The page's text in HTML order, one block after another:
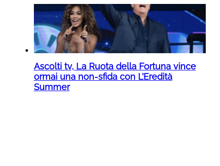
Ascolti tv, La Ruota della Fortuna vince
ormai una non-sfida con L’Eredità
Summer